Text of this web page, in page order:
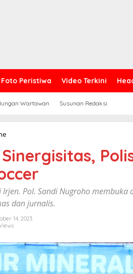
Foto Peristiwa Video Terkini
Wartawan Susunan Redaksi
r
k
u
a
t
S
i
n
e
g
i
s
i
Pol. Sandi Nugroho membuka
dan jurnalis.
14, 2023